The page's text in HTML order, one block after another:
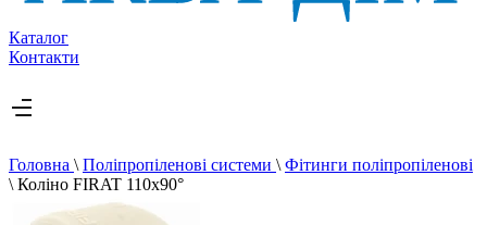
Каталог
Контакти
Головна \ Поліпропіленові системи \ Фітинги поліпропіленові
\ Коліно FIRAT 110х90°